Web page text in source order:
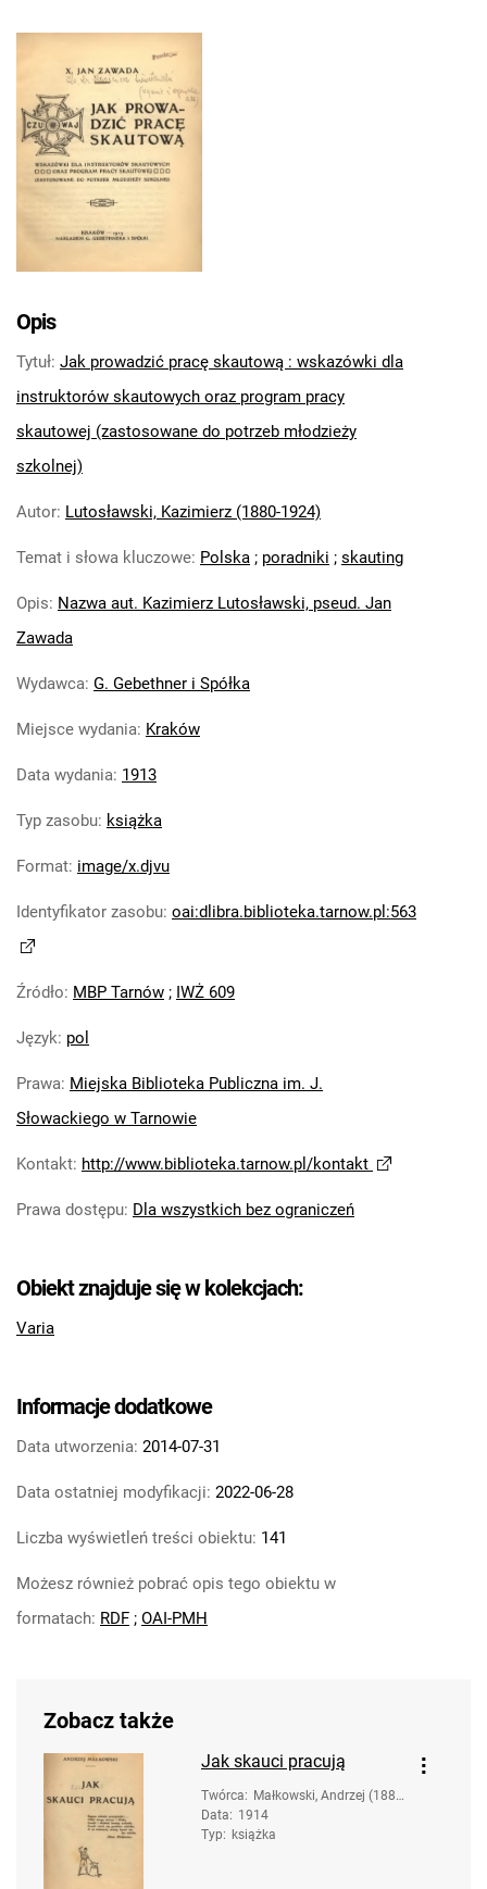
Opis
Tytuł: Jak prowadzić pracę skautową : wskazówki dla
instruktorów skautowych oraz program pracy
skautowej (zastosowane do potrzeb młodzieży
szkolnej)
Autor: Lutosławski, Kazimierz (1880-1924)
Temat i słowa kluczowe: Polska ; poradniki ; skauting
Opis: Nazwa aut. Kazimierz Lutosławski, pseud. Jan
Zawada
Wydawca: G. Gebethner i Spółka
Miejsce wydania: Kraków
Data wydania: 1913
Typ zasobu: książka
Format: image/x.djvu
Identyfikator zasobu: oai:dlibra.biblioteka.tarnow.pl:563
Źródło: MBP Tarnów ; IWŻ 609
Język: pol
Prawa: Miejska Biblioteka Publiczna im. J.
Słowackiego w Tarnowie
Kontakt: http://www.biblioteka.tarnow.pl/kontakt
Prawa dostępu: Dla wszystkich bez ograniczeń
Obiekt znajduje się w kolekcjach:
Varia
Informacje dodatkowe
Data utworzenia: 2014-07-31
Data ostatniej modyfikacji: 2022-06-28
Liczba wyświetleń treści obiektu: 141
Możesz również pobrać opis tego obiektu w
formatach: RDF ; OAI-PMH
Zobacz także
Jak skauci pracują
Twórca: Małkowski, Andrzej (1889
-1919)
Data: 1914
Typ: książka